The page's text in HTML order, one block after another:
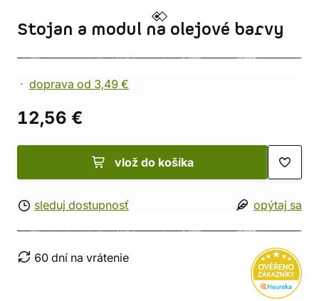
Stojan a modul na olejové barvy
doprava od 3,49 €
12,56 €
vlož do košíka
sleduj dostupnosť opýtaj sa
60 dní na vrátenie